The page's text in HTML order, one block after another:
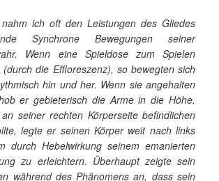
ich oft den Leistungen des Gliedes
Synchrone Bewegungen seiner
Wenn eine Spieldose zum Spielen
die Effloreszenz), so bewegten sich
hin und her. Wenn sie angehalten
er gebieterisch die Arme in die Höhe.
seiner rechten Körperseite befindlichen
legte er seinen Körper weit nach links
durch Hebelwirkung seinem emanierten
zu erleichtern. Überhaupt zeigte sein
während des Phänomens an, dass sein